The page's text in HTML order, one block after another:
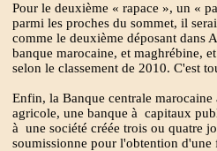
Pour le deuxième « rapace », un «
parmi les proches du sommet, il
comme le deuxième déposant dans
banque marocaine, et maghrébine,
selon le classement de 2010. C'est
Enfin, la Banque centrale
agricole, une banque à capitaux
à une société créée trois ou quatre
soumissionne pour l'obtention d'une